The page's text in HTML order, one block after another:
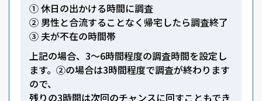
① 休日の出かける時間に調査
② 男性と合流することなく帰宅したら調査終了
③ 夫が不在の時間帯
上記の場合、3～6時間程度の調査時間を設定し
ます。②の場合は3時間程度で調査が終わります
ので、
残りの3時間は次回のチャンスに回すこともでき